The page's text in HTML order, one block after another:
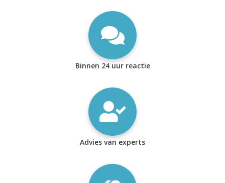
Binnen 24 uur reactie
Advies van experts